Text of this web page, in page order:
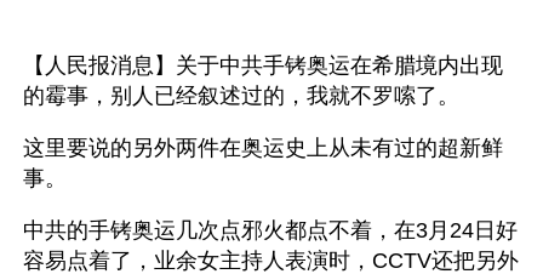
【人民报消息】关于中共手铐奥运在希腊境内出现
的霉事，别人已经叙述过的，我就不罗嗦了。
这里要说的另外两件在奥运史上从未有过的超新鲜
事。
中共的手铐奥运几次点邪火都点不着，在3月24日好
容易点着了，业余女主持人表演时，CCTV还把另外